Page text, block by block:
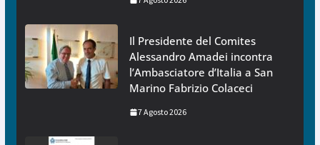
Il Presidente del Comites
Alessandro Amadei incontra
l’Ambasciatore d’Italia a San
Marino Fabrizio Colaceci
7 Agosto 2026